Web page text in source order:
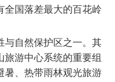
全国落差最大的百花岭
自然保护区之一。其
游中心系统的重要组
暑、热带雨林观光旅游